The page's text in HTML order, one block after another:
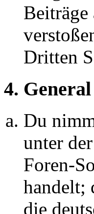
Beiträge
Dritten
4.
Du
unter
Foren-
handelt;
die